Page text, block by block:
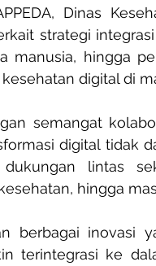
Dinas
strategi
manusia, hingga
digital di
semangat
digital tidak
lintas
hingga
berbagai inovasi
terintegrasi ke